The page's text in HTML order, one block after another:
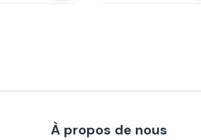
À propos de nous